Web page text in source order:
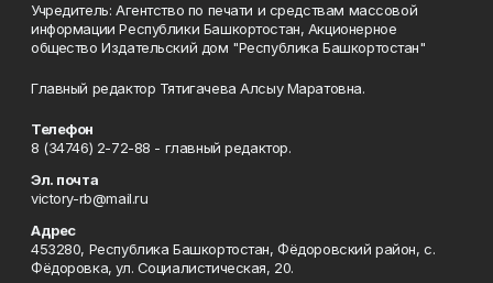
Учредитель: Агентство по печати и средствам массовой
информации Республики Башкортостан, Акционерное
общество Издательский дом "Республика Башкортостан"
Главный редактор Тятигачева Алсыу Маратовна.
Телефон
8 (34746) 2-72-88 - главный редактор.
Эл. почта
victory-rb@mail.ru
Адрес
453280, Республика Башкортостан, Фёдоровский район, с.
Фёдоровка, ул. Социалистическая, 20.